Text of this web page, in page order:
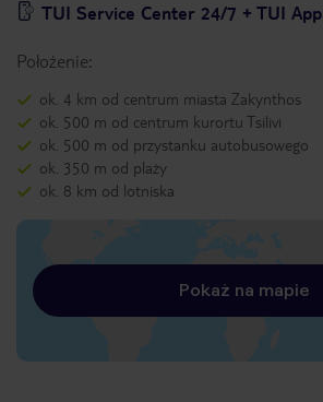
TUI Service Center 24/7 + TUI App
Położenie:
ok. 4 km od centrum miasta Zakynthos
ok. 500 m od centrum kurortu Tsilivi
ok. 500 m od przystanku autobusowego
ok. 350 m od plaży
ok. 8 km od lotniska
Pokaż na mapie